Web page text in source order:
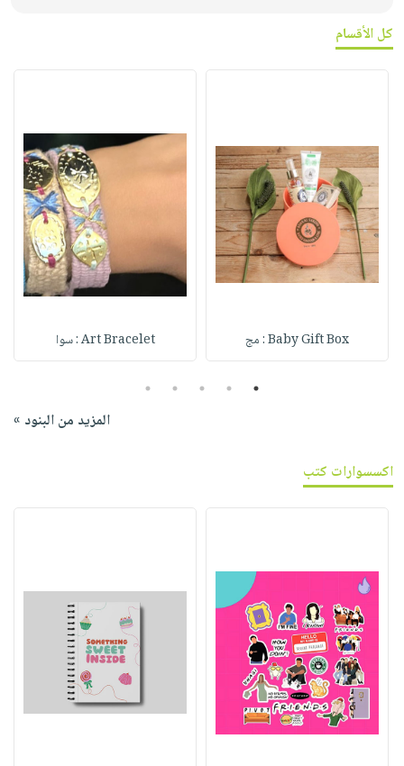
كل الأقسام
Baby Gift Box : مج Art Bracelet : سوا
1
2
3
4
5
المزيد من البنود »
اكسسوارات كتب